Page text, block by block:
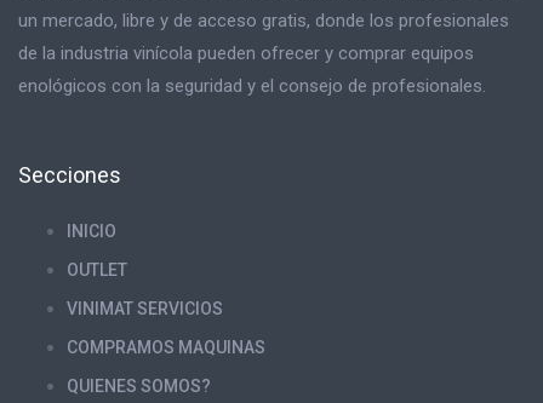
un mercado, libre y de acceso gratis, donde los profesionales
de la industria vinícola pueden ofrecer y comprar equipos
enológicos con la seguridad y el consejo de profesionales.
Secciones
INICIO
OUTLET
VINIMAT SERVICIOS
COMPRAMOS MAQUINAS
QUIENES SOMOS?